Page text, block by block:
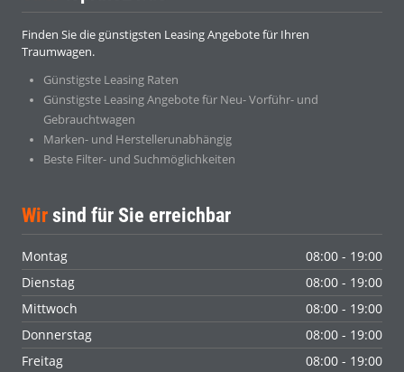
Finden Sie die günstigsten Leasing Angebote für Ihren
Traumwagen.
Günstigste Leasing Raten
Günstigste Leasing Angebote für Neu- Vorführ- und
Gebrauchtwagen
Marken- und Herstellerunabhängig
Beste Filter- und Suchmöglichkeiten
Wir sind für Sie erreichbar
Montag
08:00 - 19:00
Dienstag
08:00 - 19:00
Mittwoch
08:00 - 19:00
Donnerstag
08:00 - 19:00
Freitag
08:00 - 19:00